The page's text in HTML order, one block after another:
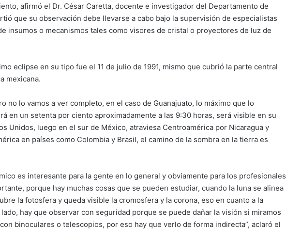
afirmó el Dr. César Caretta, docente e investigador del Departamento de
que su observación debe llevarse a cabo bajo la supervisión de especialistas
insumos o mecanismos tales como visores de cristal o proyectores de luz de
eclipse en su tipo fue el 11 de julio de 1991, mismo que cubrió la parte central
mexicana.
no lo vamos a ver completo, en el caso de Guanajuato, lo máximo que lo
en un setenta por ciento aproximadamente a las 9:30 horas, será visible en su
Unidos, luego en el sur de México, atraviesa Centroamérica por Nicaragua y
en países como Colombia y Brasil, el camino de la sombra en la tierra es
es interesante para la gente en lo general y obviamente para los profesionales
porque hay muchas cosas que se pueden estudiar, cuando la luna se alinea
la fotosfera y queda visible la cromosfera y la corona, eso en cuanto a la
hay que observar con seguridad porque se puede dañar la visión si miramos
binoculares o telescopios, por eso hay que verlo de forma indirecta”, aclaró el